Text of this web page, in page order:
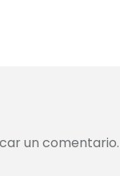
un comentario.